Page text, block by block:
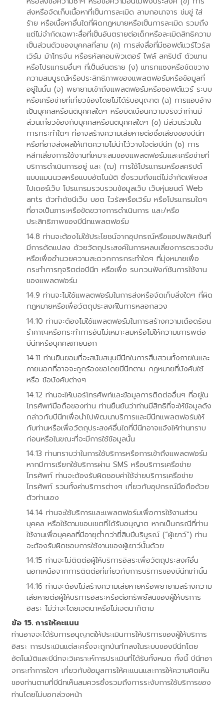
ส่งหรือจัดเก็บเนื้อหาที่เป็นการละเมิด ลามกอนาจาร ข่มขู่ ใส่
ร้าย หรือเนื้อหาอื่นใดที่ผิดกฎหมายหรือเป็นการละเมิด รวมถึง
แต่ไม่จำกัดเฉพาะสื่อที่เป็นอันตรายต่อเด็กหรือละเมิดสิทธิความ
เป็นส่วนตัวของบุคคลที่สาม (ค) การส่งสื่อที่มีซอฟต์แวร์ไวรัส
เวิร์ม ม้าโทรจัน หรือรหัสคอมพิวเตอร์ ไฟล์ สคริปต์ ตัวแทน
หรือโปรแกรมอื่นๆ ที่เป็นอันตราย (ง) แทรกแซงหรือขัดขวาง
ความสมบูรณ์หรือประสิทธิภาพของแพลตฟอร์มหรือข้อมูลที่
อยู่ในนั้น (จ) พยายามเข้าถึงแพลตฟอร์มหรือซอฟต์แวร์ ระบบ
หรือเครือข่ายที่เกี่ยวข้องโดยไม่ได้รับอนุญาต (ฉ) การแอบอ้าง
เป็นบุคคลหรือนิติบุคคลใดๆ หรือบิดเบือนความจริงว่าท่านมี
ส่วนเกี่ยวข้องกับบุคคลหรือนิติบุคคลใดๆ (ช) มีส่วนร่วมใน
การกระทำใดๆ ที่อาจสร้างความเสียหายต่อชื่อเสียงของบีนีท
หรือที่อาจส่งผลให้เกิดความไม่น่าไว้วางใจต่อบีนีท (ซ) การ
หลีกเลี่ยงการใช้งานที่เหมาะสมของแพลตฟอร์มและเครือข่ายที่
บริการดำเนินการอยู่ และ (ฌ) การใช้โปรแกรมหรือสคริปต์
แบบแมนนวลหรือแบบอัตโนมัติ ซึ่งรวมถึงแต่ไม่จำกัดเพียงส
ไปเดอร์เว็บ โปรแกรมรวบรวมข้อมูลเว็บ เว็บหุ่นยนต์ Web
ants ตัวทำดัชนีเว็บ บอต ไวรัสหรือเวิร์ม หรือโปรแกรมใดๆ
ที่อาจเป็นภาระหรือขัดขวางการดำเนินการ และ/หรือ
ประสิทธิภาพของบีนีทแพลตฟอร์ม
ท่านจะต้องไม่ใช้ประโยชน์จากอุปกรณ์หรือแอปพลิเคชันที่
มีการดัดแปลง ด้วยวัตถุประสงค์ในการหลบเลี่ยงการตรวจจับ
หรือเพื่ออำนวยความสะดวกการกระทำใดๆ ที่มุ่งหมายเพื่อ
กระทำการทุจริตต่อบีนีท หรือเพื่อ รบกวนฟังก์ชันการใช้งาน
ของแพลตฟอร์ม
ท่านจะไม่ใช้แพลตฟอร์มในการส่งหรือจัดเก็บสิ่งใดๆ ที่ผิด
กฎหมายหรือเพื่อวัตถุประสงค์ในการหลอกลวง
ท่านจะต้องไม่ใช้แพลตฟอร์มในการสร้างความเดือดร้อน
รำคาญหรือกระทำการอันไม่เหมาะสมหรือไม่ให้ความเคารพต่อ
บีนีทหรือบุคคลภายนอก
ท่านยินยอมที่จะสนับสนุนบีนีทในการสืบสวนทั้งภายในและ
ภายนอกที่อาจจะถูกร้องขอโดยบีนีทตาม กฎหมายที่บังคับใช้
หรือ ข้อบังคับต่างๆ
ท่านจะให้เบอร์โทรศัพท์และข้อมูลการติดต่ออื่นๆ ที่อยู่ใน
โทรศัพท์มือถือของท่าน ท่านยืนยันว่าท่านมีสิทธิที่จะให้ข้อมูลดัง
กล่าวกับบีนีทเพื่อนำไปพัฒนาบริการและบีนีทแพลตฟอร์มให้
กับท่านหรือเพื่อวัตถุประสงค์อื่นใดที่บีนีทอาจแจ้งให้ท่านทราบ
ก่อนหรือในขณะที่จะมีการใช้ข้อมูลนั้น
ท่านทราบว่าในการใช้บริการหรือการเข้าถึงแพลตฟอร์ม
หากมีการเรียกใช้บริการผ่าน SMS หรือบริการเครือข่าย
โทรศัพท์ ท่านจะต้องรับผิดชอบค่าใช้จ่ายบริการเครือข่าย
โทรศัพท์ รวมทั้งค่าบริการต่างๆ เกี่ยวกับอุปกรณ์มือถือด้วย
ตัวท่านเอง
ท่านจะใช้บริการและแพลตฟอร์มเพื่อการใช้งานส่วน
บุคคล หรือใช้ตามขอบเขตที่ได้รับอนุญาต หากเป็นกรณีที่ท่าน
ใช้งานเพื่อบุคคลที่มีอายุต่ำกว่ายี่สิบปีบริบูรณ์ (“ผู้เยาว์”) ท่าน
จะต้องรับผิดชอบการใช้งานของผู้เยาว์นั้นด้วย
ท่านจะไม่ติดต่อผู้ให้บริการอิสระเพื่อวัตถุประสงค์อื่น
นอกเหนือจากการติดต่อที่เกี่ยวกับการบริการของบีนีทเท่านั้น
ท่านจะต้องไม่สร้างความเสียหายหรือพยายามสร้างความ
เสียหายต่อผู้ให้บริการอิสระหรือต่อทรัพย์สินของผู้ให้บริการ
อิสระ ไม่ว่าจะโดยเจตนาหรือไม่เจตนาก็ตาม
การให้คะแนน
ท่านอาจจะได้รับการอนุญาตให้ประเมินการให้บริการของผู้ให้บริการ
อิสระ การประเมินแต่ละครั้งจะถูกบันทึกลงในระบบของบีนีทโดย
อัตโนมัติและบีนีทจะวิเคราะห์การประเมินที่ได้รับทั้งหมด ทั้งนี้ บีนีทอา
จกระทำการใดๆ เกี่ยวกับข้อมูลการให้คะแนนและการให้ความคิดเห็น
ของท่านตามที่บีนีทเห็นสมควรซึ่งรวมถึงการระงับการใช้บริการของ
ท่านโดยไม่บอกล่วงหน้า